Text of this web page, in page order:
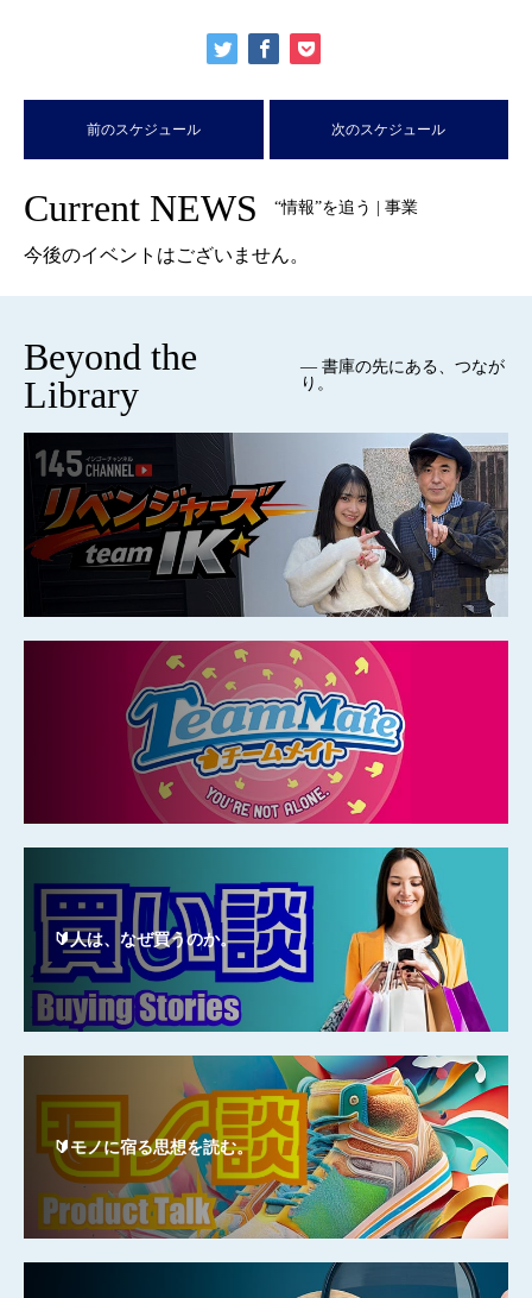
前のスケジュール 次のスケジュール
Current NEWS “情報”を追う | 事業
今後のイベントはございません。
Beyond the
Library
— 書庫の先にある、つなが
り。
🔰人は、なぜ買うのか。
🔰モノに宿る思想を読む。